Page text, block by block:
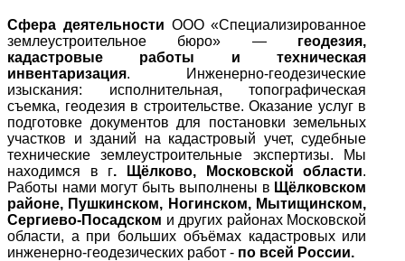
Сфера деятельности ООО «Специализированное
землеустроительное бюро» — геодезия,
кадастровые работы и техническая
инвентаризация. Инженерно-геодезические
изыскания: исполнительная, топографическая
съемка, геодезия в строительстве. Оказание услуг в
подготовке документов для постановки земельных
участков и зданий на кадастровый учет, судебные
технические землеустроительные экспертизы. Мы
находимся в г. Щёлково, Московской области.
Работы нами могут быть выполнены в Щёлковском
районе, Пушкинском, Ногинском, Мытищинском,
Сергиево-Посадском и других районах Московской
области, а при больших объёмах кадастровых или
инженерно-геодезических работ - по всей России.